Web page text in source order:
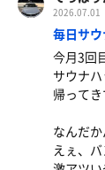
2026.07.01
毎日サ
今月3回
サウナ
帰って
なんだ
えぇ、